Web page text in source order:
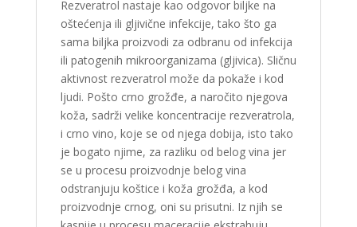
Rezveratrol nastaje kao odgovor biljke na
oštećenja ili gljivične infekcije, tako što ga
sama biljka proizvodi za odbranu od infekcija
ili patogenih mikroorganizama (gljivica). Sličnu
aktivnost rezveratrol može da pokaže i kod
ljudi. Pošto crno grožđe, a naročito njegova
koža, sadrži velike koncentracije rezveratrola,
i crno vino, koje se od njega dobija, isto tako
je bogato njime, za razliku od belog vina jer
se u procesu proizvodnje belog vina
odstranjuju koštice i koža grožđa, a kod
proizvodnje crnog, oni su prisutni. Iz njih se